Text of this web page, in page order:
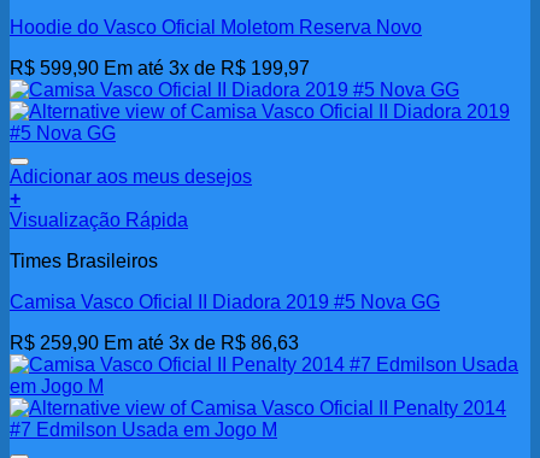
variantes.
opções
podem
ser
escolhidas
na
página
do
produto
Hoodie do Vasco Oficial Moletom Reserva Novo
R$ 599,90 Em até 3x de R$ 199,97
Adicionar aos meus desejos
+
Visualização Rápida
Times Brasileiros
Camisa Vasco Oficial II Diadora 2019 #5 Nova GG
R$ 259,90 Em até 3x de R$ 86,63